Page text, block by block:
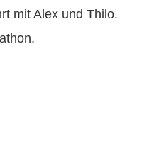
mit Alex und Thilo.